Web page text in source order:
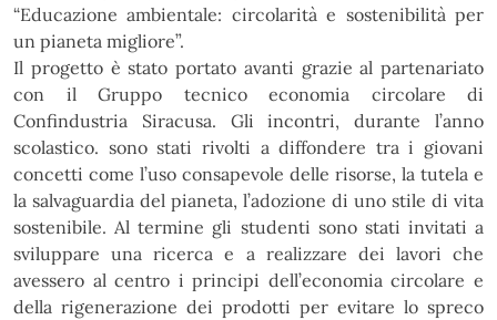
“Educazione ambientale: circolarità e sostenibilità per
un pianeta migliore”.
Il progetto è stato portato avanti grazie al partenariato
con il Gruppo tecnico economia circolare di
Confindustria Siracusa. Gli incontri, durante l’anno
scolastico. sono stati rivolti a diffondere tra i giovani
concetti come l’uso consapevole delle risorse, la tutela e
la salvaguardia del pianeta, l’adozione di uno stile di vita
sostenibile. Al termine gli studenti sono stati invitati a
sviluppare una ricerca e a realizzare dei lavori che
avessero al centro i principi dell’economia circolare e
della rigenerazione dei prodotti per evitare lo spreco